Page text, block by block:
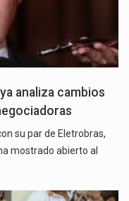
analiza cambios
su par de Eletrobras,
mostrado abierto al